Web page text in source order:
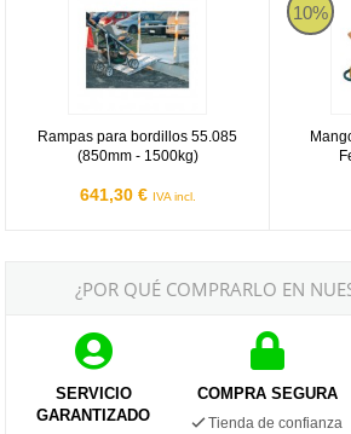
Rampas para bordillos 55.085
(850mm - 1500kg)
641,30 € IVA incl.
10%
¿POR QUÉ COMPRARLO EN
SERVICIO
GARANTIZADO
COMPRA SEGURA
Tienda de confianza